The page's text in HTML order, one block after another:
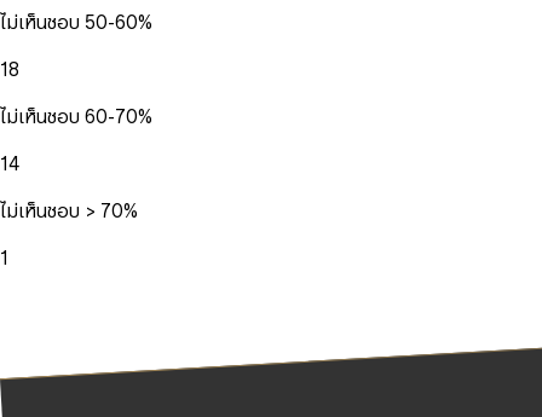
ไม่เห็นชอบ 50-60%
18
ไม่เห็นชอบ 60-70%
14
ไม่เห็นชอบ > 70%
1